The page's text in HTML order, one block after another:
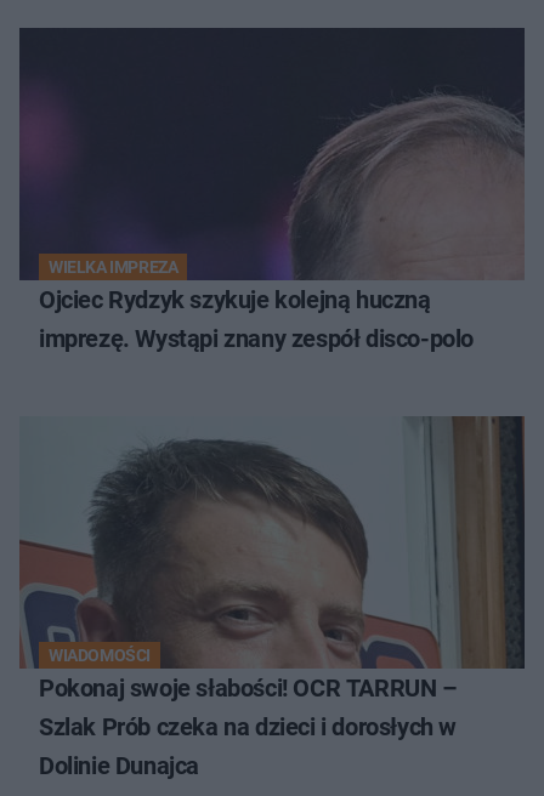
WIELKA IMPREZA
Ojciec Rydzyk szykuje kolejną huczną
imprezę. Wystąpi znany zespół disco-polo
WIADOMOŚCI
Pokonaj swoje słabości! OCR TARRUN –
Szlak Prób czeka na dzieci i dorosłych w
Dolinie Dunajca